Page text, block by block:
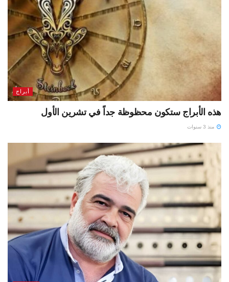
أبراج
هذه الأبراج ستكون محظوظة جداً في تشرين الأول
منذ 3 سنوات